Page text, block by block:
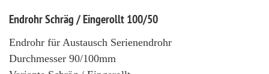
Endrohr Schräg / Eingerollt 100/50
Endrohr für Austausch Serienendrohr
Durchmesser 90/100mm